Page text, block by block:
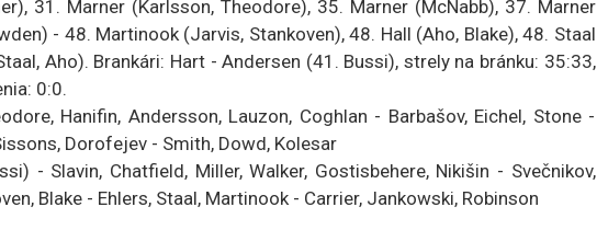
Marner (Karlsson, Theodore), 35. Marner (McNabb), 37. Marner
- 48. Martinook (Jarvis, Stankoven), 48. Hall (Aho, Blake), 48. Staal
Aho). Brankári: Hart - Andersen (41. Bussi), strely na bránku: 35:33,
0:0.
Hanifin, Andersson, Lauzon, Coghlan - Barbašov, Eichel, Stone -
Dorofejev - Smith, Dowd, Kolesar
Slavin, Chatfield, Miller, Walker, Gostisbehere, Nikišin - Svečnikov,
Blake - Ehlers, Staal, Martinook - Carrier, Jankowski, Robinson